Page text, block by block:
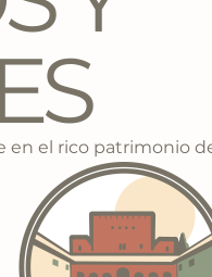
el rico patrimonio